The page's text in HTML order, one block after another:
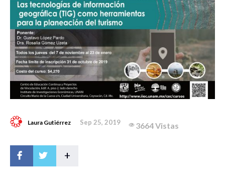
Laura Gutiérrez Sep 25, 2019 3664 Vistas
+